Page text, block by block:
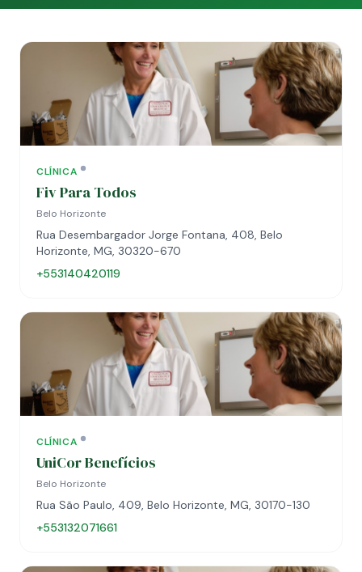
CLÍNICA
Fiv Para Todos
Belo Horizonte
Rua Desembargador Jorge Fontana, 408, Belo
Horizonte, MG, 30320-670
+553140420119
CLÍNICA
UniCor Benefícios
Belo Horizonte
Rua São Paulo, 409, Belo Horizonte, MG, 30170-130
+553132071661